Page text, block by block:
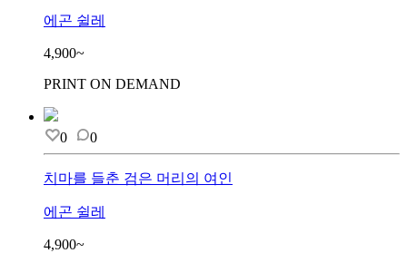
에곤 쉴레
4,900~
PRINT ON DEMAND
0 0
치마를 들춘 검은 머리의 여인
에곤 쉴레
4,900~